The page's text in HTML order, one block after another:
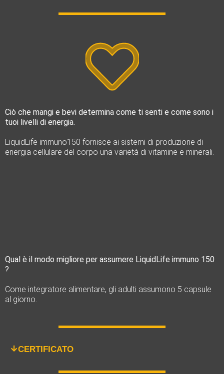
Ciò che mangi e bevi determina come ti senti e come sono i
tuoi livelli di energia.
LiquidLife immuno150 fornisce ai sistemi di produzione di
energia cellulare del corpo una varietà di vitamine e minerali.
Qual è il modo migliore per assumere LiquidLife immuno 150
?
Come integratore alimentare, gli adulti assumono 5 capsule
al giorno.
CERTIFICATO